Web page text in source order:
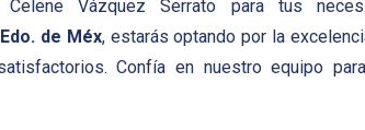
Vázquez Serrato para tus
de Méx, estarás optando por la
Confía en nuestro equipo